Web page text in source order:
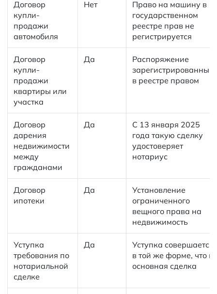
Договор
купли-
продажи
автомобиля
Нет
Право на машину в
государственном
реестре прав не
регистрируется
Договор
купли-
продажи
квартиры или
участка
Да
Распоряжение
зарегистрированным
в реестре правом
Договор
дарения
недвижимости
между
гражданами
Да
С 13 января 2025
года такую сделку
удостоверяет
нотариус
Договор
ипотеки
Да
Установление
ограниченного
вещного права на
недвижимость
Уступка
требования по
нотариальной
сделке
Да
Уступка совершается
в той же форме, что и
основная сделка